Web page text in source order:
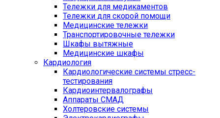
Тележки для медикаментов
Тележки для скорой помощи
Медицинские тележки
Транспортировочные тележки
Шкафы вытяжные
Медицинские шкафы
Кардиология
Кардиологические системы стресс-
тестирования
Кардиоинтервалографы
Аппараты СМАД
Холтеровские системы